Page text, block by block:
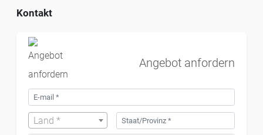
Kontakt
Angebot anfordern
Land *